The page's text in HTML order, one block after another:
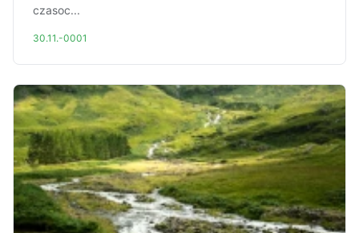
czasoc...
30.11.-0001